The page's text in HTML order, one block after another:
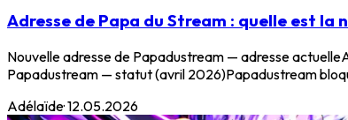
Adresse de Papa du Stream : quelle est la
Nouvelle adresse de Papadustream — adresse
Papadustream — statut (avril 2026)Papadustream
Adélaïde·12.05.2026